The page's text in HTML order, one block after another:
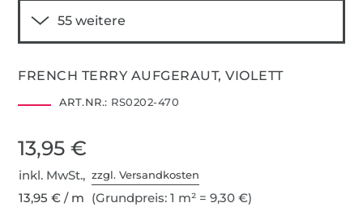
FRENCH TERRY AUFGERAUT, VIOLETT
ART.NR.: RS0202-470
13,95 €
inkl. MwSt.,zzgl. Versandkosten
13,95 € / m (Grundpreis: 1 m² = 9,30 €)